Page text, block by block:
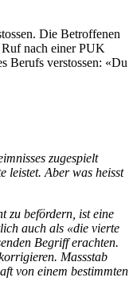
Die Betroffenen
nach einer PUK
Berufs verstossen: «Du
zugespielt
leistet. Aber was heisst
zu befördern, ist eine
auch als «die vierte
Begriff erachten.
Massstab
von einem bestimmten